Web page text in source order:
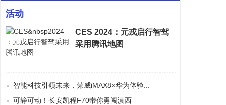
活动
CES 2024：元戎启行智驾
采用腾讯地图
智能科技引领未来，荣威iMAX8×华为体验...
可静可动！长安凯程F70带你勇闯滇西